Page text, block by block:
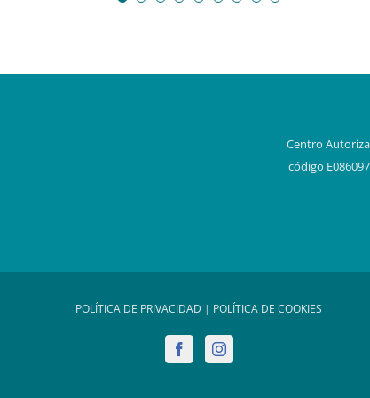
Centro
código
POLÍTICA DE PRIVACIDAD | POLÍTICA DE COOKIES
FacebookInstagram